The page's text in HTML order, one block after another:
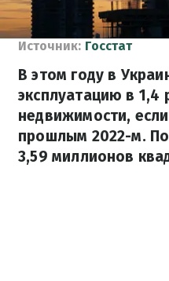
Источник: Госстат
В этом году в
эксплуатацию в
недвижимости,
прошлым 2022-м.
3,59 миллионов